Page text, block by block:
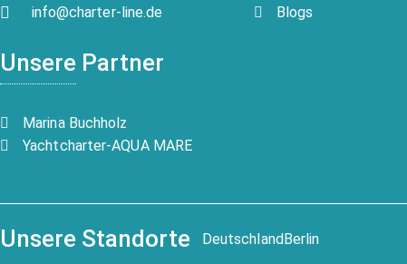
info@charter-line.de
Unsere Partner
Marina Buchholz
Yachtcharter-AQUA MARE
Blogs
Unsere Standorte DeutschlandBerlin